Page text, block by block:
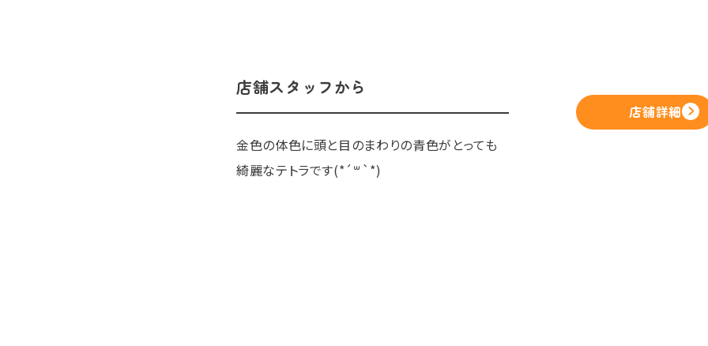
店舗詳細
店舗スタッフから
金色の体色に頭と目のまわりの青色がとっても
綺麗なテトラです(*´꒳`*)